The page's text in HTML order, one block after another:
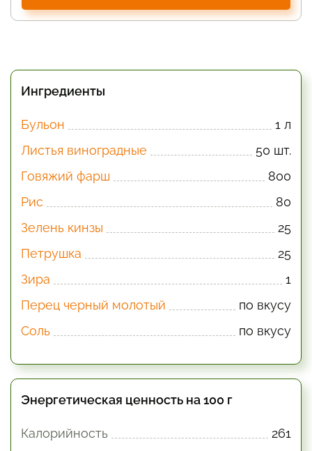
Ингредиенты
Бульон
1 л
Листья виноградные
50 шт.
Говяжий фарш
800
Рис
80
Зелень кинзы
25
Петрушка
25
Зира
1
Перец черный молотый
по вкусу
Соль
по вкусу
Энергетическая ценность на 100 г
Калорийность
261